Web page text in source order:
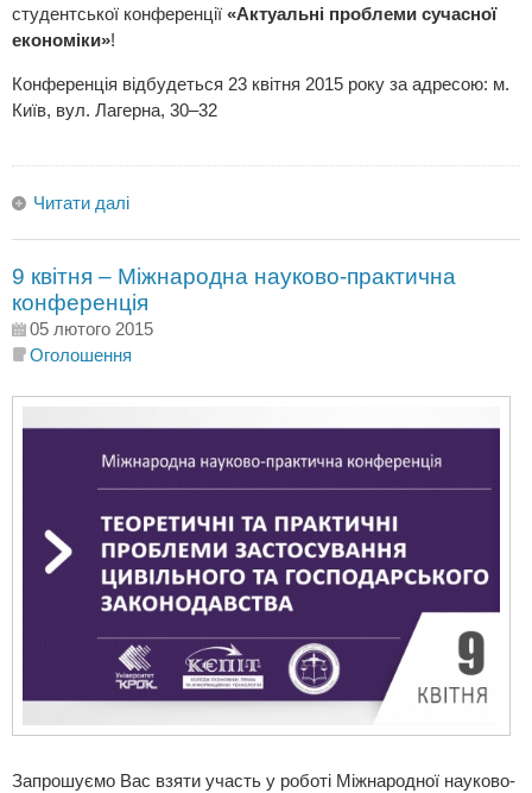
студентської конференції «Актуальні проблеми сучасної
економіки»!
Конференція відбудеться 23 квітня 2015 року за адресою: м.
Київ, вул. Лагерна, 30–32
Читати далі
9 квітня – Міжнародна науково-практична
конференція
05 лютого 2015
Оголошення
Запрошуємо Вас взяти участь у роботі Міжнародної науково-